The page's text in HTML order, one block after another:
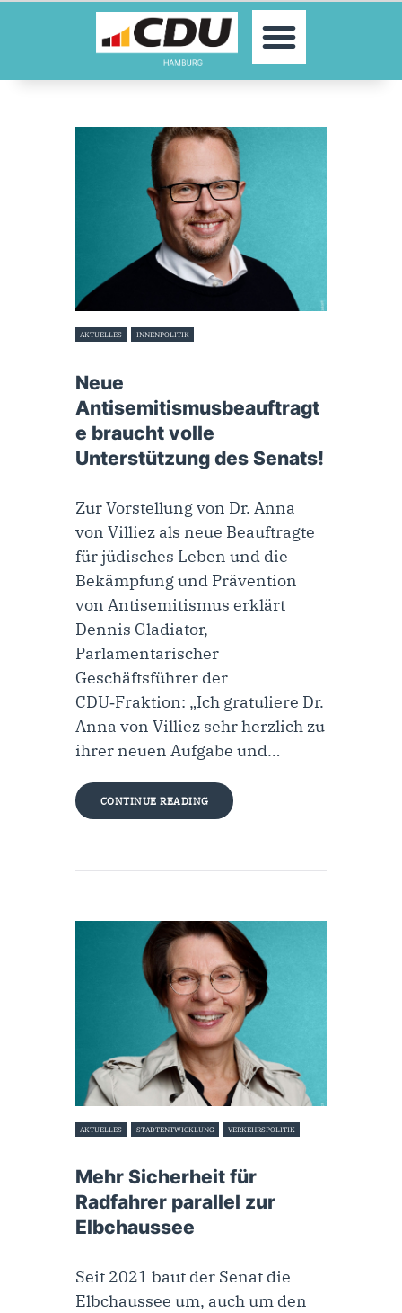
MOIN!
AKTUELLES
PARLAMENTE
KONTAKT
SPENDEN
MITGLIED WERDEN!
AKTUELLES INNENPOLITIK
Neue
Antisemitismusbeauftragt
e braucht volle
Unterstützung des Senats!
Zur Vorstellung von Dr. Anna
von Villiez als neue Beauftragte
für jüdisches Leben und die
Bekämpfung und Prävention
von Antisemitismus erklärt
Dennis Gladiator,
Parlamentarischer
Geschäftsführer der
CDU‑Fraktion: „Ich gratuliere Dr.
Anna von Villiez sehr herzlich zu
ihrer neuen Aufgabe und…
CONTINUE READING
AKTUELLES STADTENTWICKLUNG VERKEHRSPOLITIK
Mehr Sicherheit für
Radfahrer parallel zur
Elbchaussee
Seit 2021 baut der Senat die
Elbchaussee um, auch um den